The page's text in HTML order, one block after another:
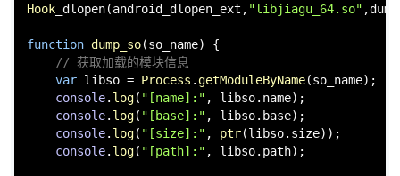
Hook _dlopen(android_dlopen_ext, "libjiagu_64.so"
function dump_so(so_name) {
// 获取加载的模块信息
var libso = Process .getModuleByName(so_name);
console. log( "[name]:" , libso. name);
console. log( "[base]:" , libso. base);
console. log( "[size]:" , ptr(libso. size));
console. log( "[path]:" , libso. path);